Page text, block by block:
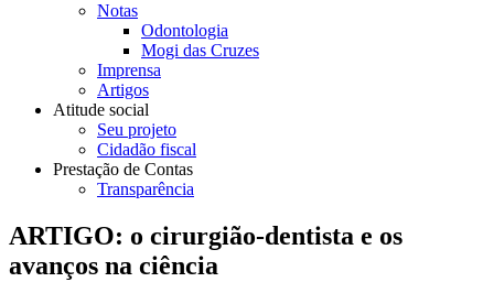
Notas
Odontologia
Mogi das Cruzes
Imprensa
Artigos
Atitude social
Seu projeto
Cidadão fiscal
Prestação de Contas
Transparência
ARTIGO: o cirurgião-dentista e os
avanços na ciência